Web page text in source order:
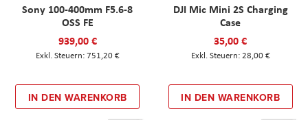
Sony 100-400mm F5.6-8
OSS FE
939,00 €
751,20 €
IN DEN WARENKORB
DJI Mic Mini 2S Charging
Case
35,00 €
28,00 €
IN DEN WARENKORB